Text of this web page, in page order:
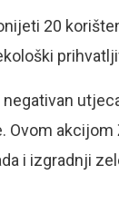
20
Ovom
i izgradnji